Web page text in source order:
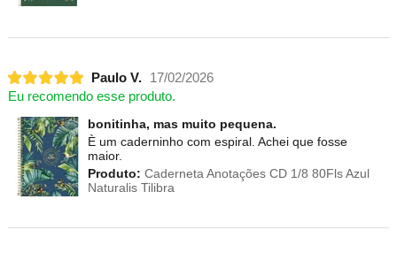
Paulo V.
17/02/2026
Eu recomendo esse produto.
bonitinha, mas muito pequena.
È um caderninho com espiral. Achei que fosse
maior.
Produto: Caderneta Anotações CD 1/8 80Fls Azul
Naturalis Tilibra